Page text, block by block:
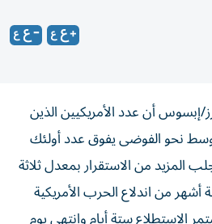
إبسوس أن عدد الأمريكيين الذين
نحو الفوضى يفوق عدد أولئك
المزيد من الاستقرار بمعدل ثلاثة
من اندلاع الحرب الأمريكية